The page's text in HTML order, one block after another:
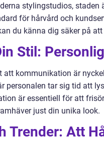
stylingstudios,
för hårvård och
du känna dig säker på
Stil:
att kommunikation är
personalen tar sig tid att
är essentiell för att
just din unika look.
Trender: Att